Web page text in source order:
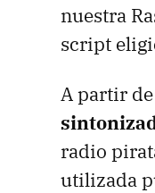
nuestra
script
A partir
radio
utilizada